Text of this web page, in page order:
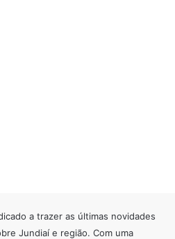
a trazer as últimas novidades
Jundiaí e região. Com uma